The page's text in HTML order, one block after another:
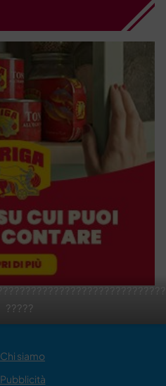
?????
Chi siamo
Pubblicità